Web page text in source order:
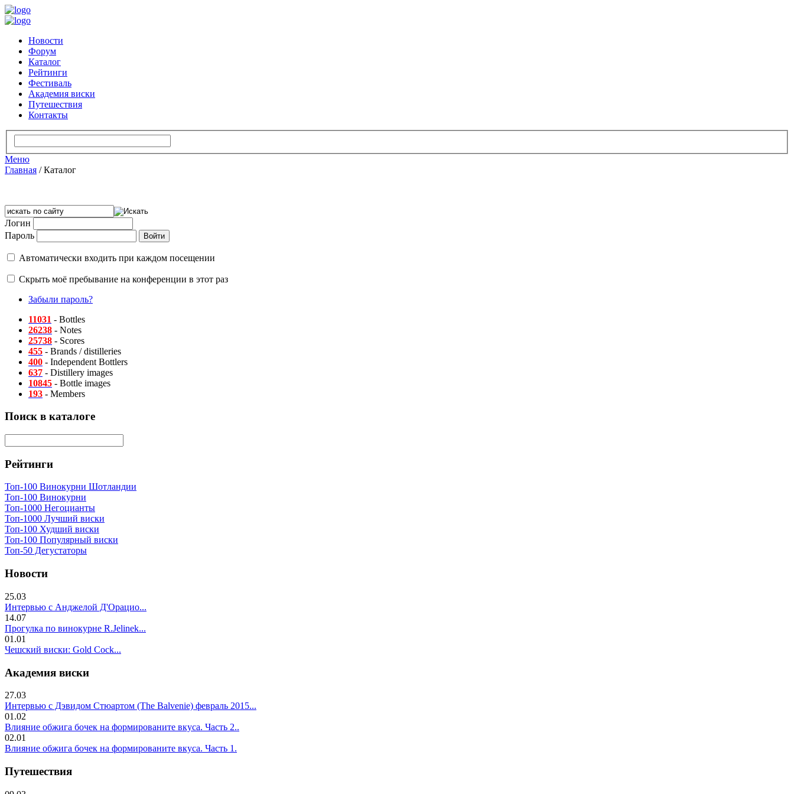
Новости
Форум
Каталог
Рейтинги
Фестиваль
Академия виски
Путешествия
Контакты
Меню
Главная /Каталог
Логин
Пароль
Автоматически входить при каждом посещении
Скрыть моё пребывание на конференции в этот раз
Забыли пароль?
11031 - Bottles
26238 - Notes
25738 - Scores
455 - Brands / distilleries
400 - Independent Bottlers
637 - Distillery images
10845 - Bottle images
193 - Members
Поиск в каталоге
Рейтинги
Топ-100 Винокурни Шотландии
Топ-100 Винокурни
Топ-1000 Негоцианты
Топ-1000 Лучший виски
Топ-100 Худший виски
Топ-100 Популярный виски
Топ-50 Дегустаторы
Новости
25.03
Интервью с Анджелой Д'Орацио...
14.07
Прогулка по винокурне R.Jelinek...
01.01
Чешский виски: Gold Cock...
Академия виски
27.03
Интервью с Дэвидом Стюартом (The Balvenie) февраль 2015...
01.02
Влияние обжига бочек на формированите вкуса. Часть 2..
02.01
Влияние обжига бочек на формированите вкуса. Часть 1.
Путешествия